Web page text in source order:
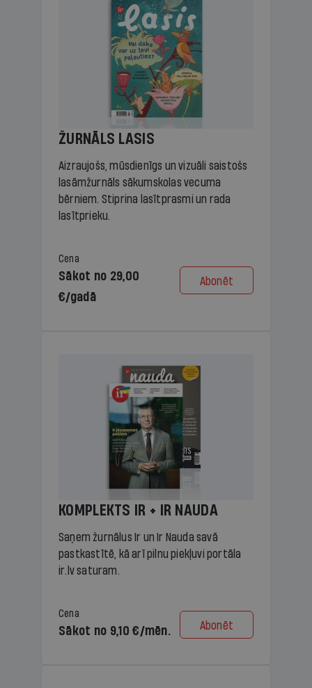
ŽURNĀLS LASIS
Aizraujošs, mūsdienīgs un vizuāli saistošs
lasāmžurnāls sākumskolas vecuma
bērniem. Stiprina lasītprasmi un rada
lasītprieku.
Cena
Sākot no 29,00
€/gadā
Abonēt
KOMPLEKTS IR + IR NAUDA
Saņem žurnālus Ir un Ir Nauda savā
pastkastītē, kā arī pilnu piekļuvi portāla
ir.lv saturam.
Cena
Sākot no 9,10 €/mēn. Abonēt